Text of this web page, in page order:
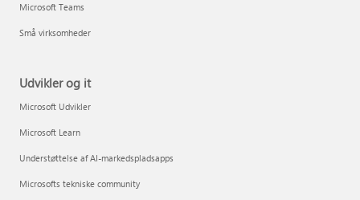
Microsoft Teams
Små virksomheder
Udvikler og it
Microsoft Udvikler
Microsoft Learn
Understøttelse af AI-markedspladsapps
Microsofts tekniske community